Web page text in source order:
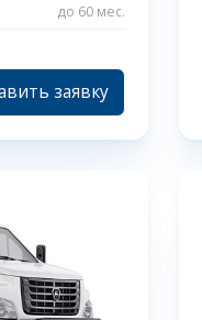
до 60 мес.
заявку